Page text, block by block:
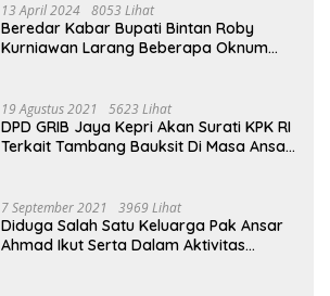
13 April 2024 8053 Lihat
Beredar Kabar Bupati Bintan Roby
Kurniawan Larang Beberapa Oknum
19 Agustus 2021 5623 Lihat
DPD GRIB Jaya Kepri Akan Surati KPK RI
Terkait Tambang Bauksit Di Masa Ansar
7 September 2021 3969 Lihat
Diduga Salah Satu Keluarga Pak Ansar
Ahmad Ikut Serta Dalam Aktivitas